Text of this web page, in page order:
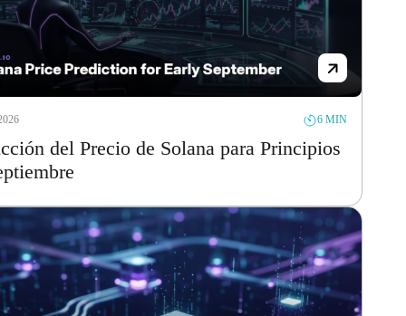
6 MIN
del Precio de Solana para Principios